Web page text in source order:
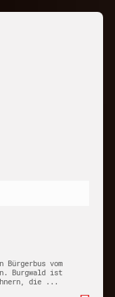
Bürgerbus vom
Burgwald ist
die ...